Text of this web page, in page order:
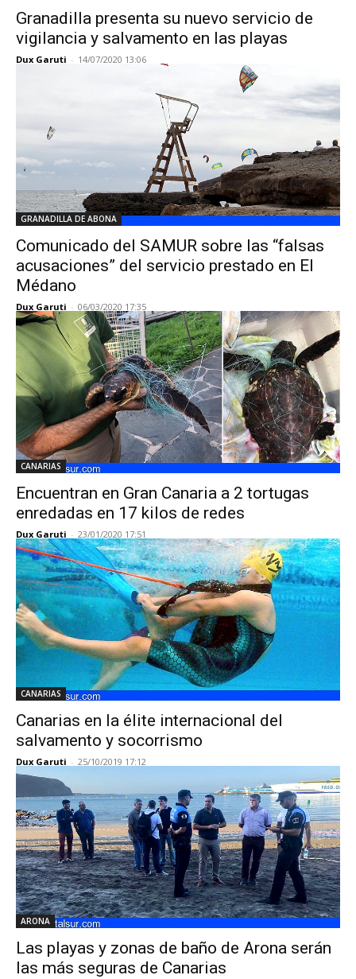
Granadilla presenta su nuevo servicio de
vigilancia y salvamento en las playas
Dux Garuti - 14/07/2020 13:06
GRANADILLA DE ABONA
Comunicado del SAMUR sobre las “falsas
acusaciones” del servicio prestado en El
Médano
Dux Garuti - 06/03/2020 17:35
CANARIAS
Encuentran en Gran Canaria a 2 tortugas
enredadas en 17 kilos de redes
Dux Garuti - 23/01/2020 17:51
CANARIAS
Canarias en la élite internacional del
salvamento y socorrismo
Dux Garuti - 25/10/2019 17:12
ARONA
Las playas y zonas de baño de Arona serán
las más seguras de Canarias